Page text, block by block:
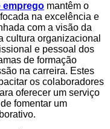
emprego mantêm o
na excelência e
com a visão da
cultura organizacional
e pessoal dos
de formação
na carreira. Estes
os colaboradores
oferecer um serviço
fomentar um